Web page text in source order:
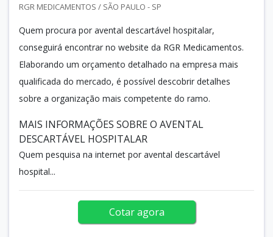
RGR MEDICAMENTOS / SÃO PAULO - SP
Quem procura por avental descartável hospitalar,
conseguirá encontrar no website da RGR Medicamentos.
Elaborando um orçamento detalhado na empresa mais
qualificada do mercado, é possível descobrir detalhes
sobre a organização mais competente do ramo.
MAIS INFORMAÇÕES SOBRE O AVENTAL
DESCARTÁVEL HOSPITALAR
Quem pesquisa na internet por avental descartável
hospital...
Cotar agora